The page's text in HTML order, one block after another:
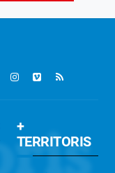
+
TERRITORIS